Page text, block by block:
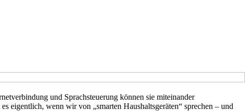
und Sprachsteuerung können sie miteinander
eigentlich, wenn wir von „smarten Haushaltsgeräten“ sprechen – und